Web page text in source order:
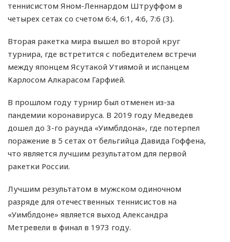
теннисистом Яном-Леннардом Штруффом в
четырех сетах со счетом 6:4, 6:1, 4:6, 7:6 (3).
Вторая ракетка мира вышел во второй круг
турнира, где встретится с победителем встречи
между японцем Ясутакой Утиямой и испанцем
Карлосом Алкарасом Гарфией.
В прошлом году турнир был отменен из-за
пандемии коронавируса. В 2019 году Медведев
дошел до 3-го раунда «Уимблдона», где потерпел
поражение в 5 сетах от бельгийца Давида Гоффена,
что является лучшим результатом для первой
ракетки России.
Лучшим результатом в мужском одиночном
разряде для отечественных теннисистов на
«Уимблдоне» является выход Александра
Метревели в финал в 1973 году.